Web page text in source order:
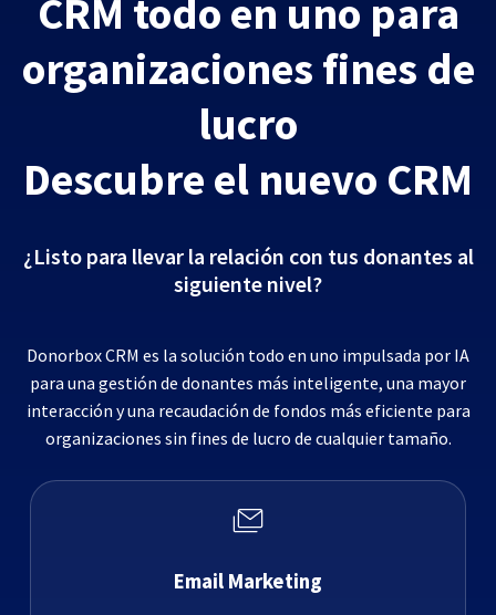
CRM todo en uno para
organizaciones fines de
lucro
Descubre el nuevo CRM
¿Listo para llevar la relación con tus donantes al
siguiente nivel?
Donorbox CRM es la solución todo en uno impulsada por IA
para una gestión de donantes más inteligente, una mayor
interacción y una recaudación de fondos más eficiente para
organizaciones sin fines de lucro de cualquier tamaño.
Email Marketing